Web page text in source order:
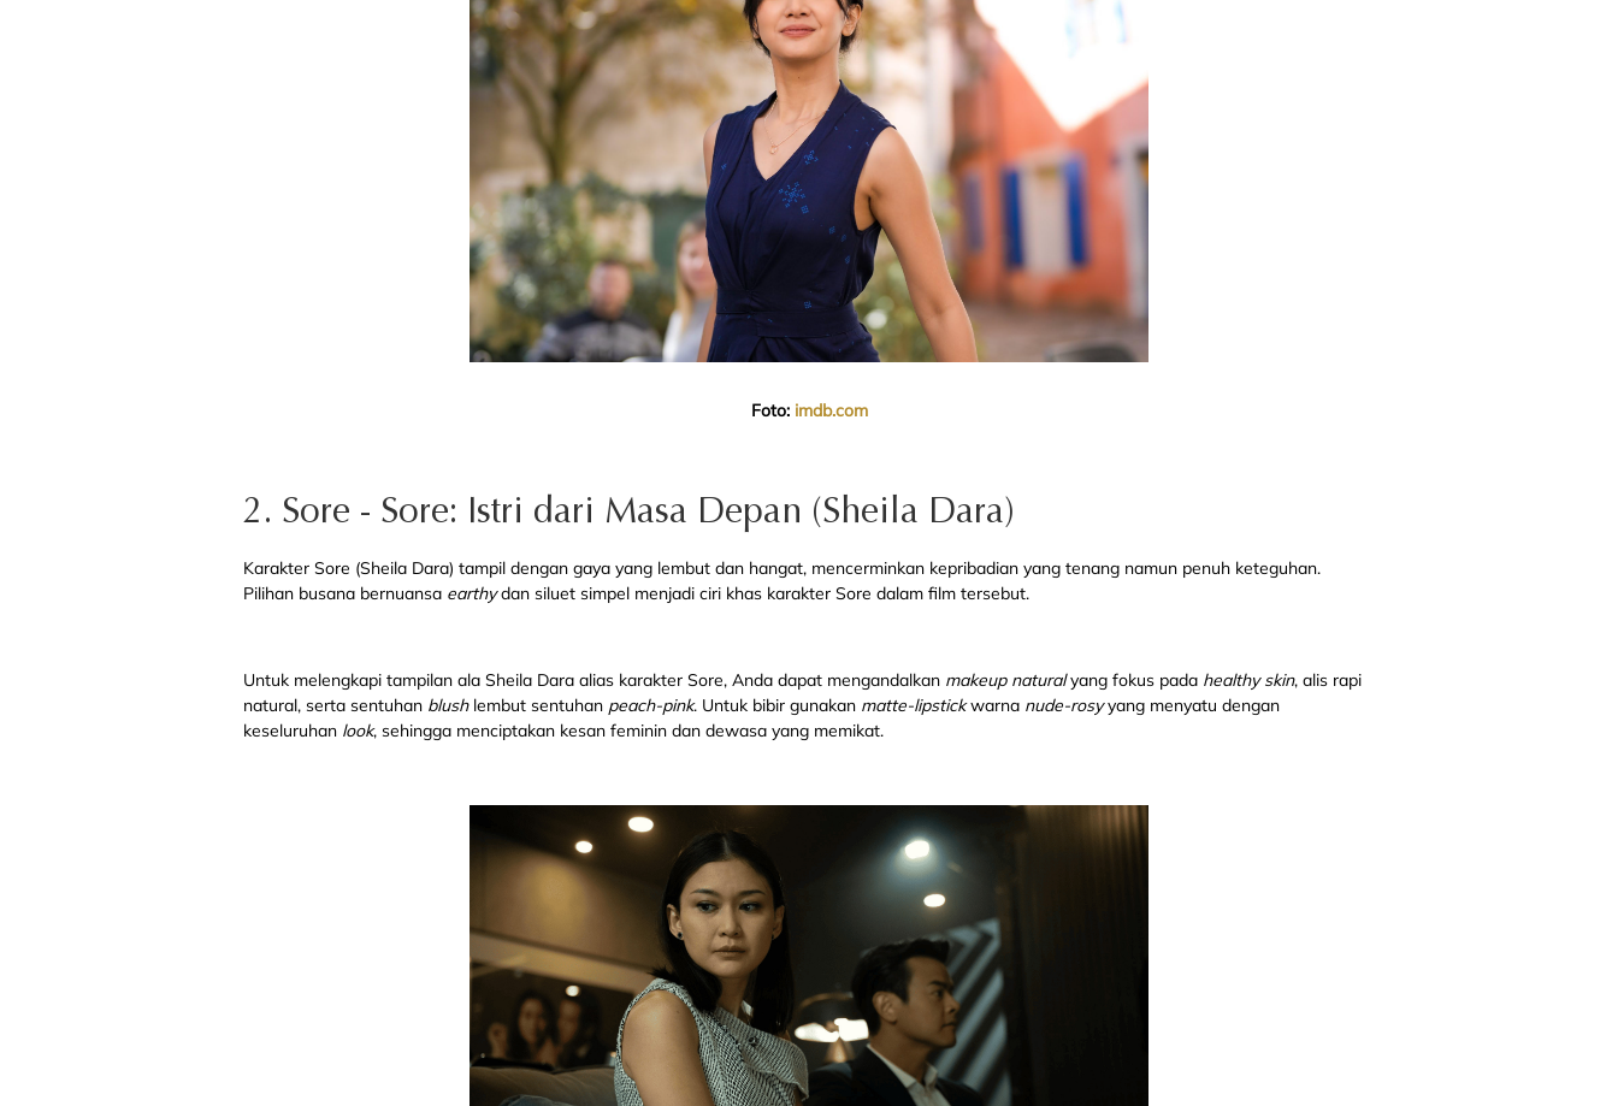
Foto: imdb.com
2. Sore - Sore: Istri dari Masa Depan (Sheila Dara)
Karakter Sore (Sheila Dara) tampil dengan gaya yang lembut dan hangat, mencerminkan kepribadian yang tenang namun penuh keteguhan.
Pilihan busana bernuansa earthydan siluet simpel menjadi ciri khas karakter Sore dalam film tersebut.
Untuk melengkapi tampilan ala Sheila Dara alias karakter Sore, Anda dapat mengandalkan makeup naturalyang fokus pada healthy skin, alis rapi
natural, serta sentuhan blush lembut sentuhan peach-pink. Untuk bibir gunakan matte-lipstickwarna nude-rosyyang menyatu dengan
keseluruhan look, sehingga menciptakan kesan feminin dan dewasa yang memikat.